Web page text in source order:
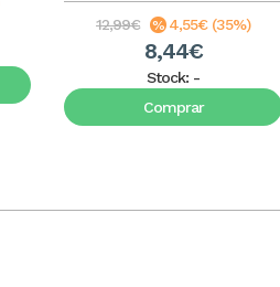
12,99€ 4,55€ (35%)
8,44€
Stock: -
Comprar